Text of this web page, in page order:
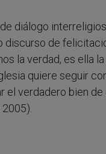
diálogo
discurso de
la verdad, es ella
quiere seguir
el verdadero bien de